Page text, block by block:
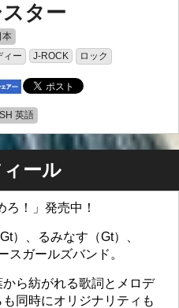
ター
本
ィー J-ROCK ロック
英語
ール
！」発売中！
）、るみなす（Gt）、
スガールズバンド。
ら紡がれる歌詞とメロデ
同時にオリジナリティも